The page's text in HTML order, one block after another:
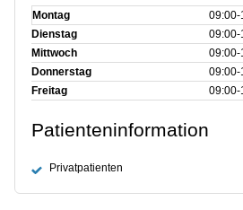
Montag
Dienstag
Mittwoch
Donnerstag
Freitag
Patienteninformation
Privatpatienten